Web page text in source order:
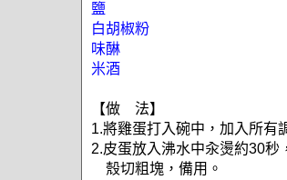
鹽
白胡椒粉
味醂
米酒
【做 法】
1.將雞蛋打入碗中，加入所有
2.皮蛋放入沸水中汆燙約30秒
殼切粗塊，備用。